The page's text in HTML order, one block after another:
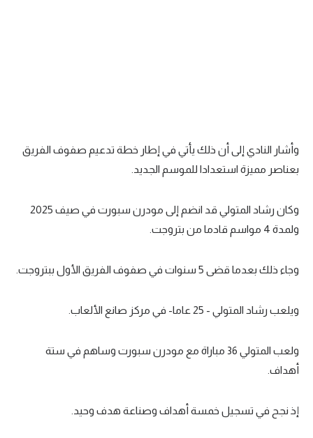
كويز في الجول
وأشار النادي إلى أن ذلك يأتي في إطار خطة تدعيم صفوف الفريق
بعناصر مميزة استعدادا للموسم الجديد.
وكان رشاد المتولي قد انضم إلى مودرن سبورت في صيف 2025
ولمدة 4 مواسم قادما من بتروجت.
وجاء ذلك بعدما قضى 5 سنوات في صفوف الفريق الأول ببتروجت.
ويلعب رشاد المتولي - 25 عاما- في مركز صانع الألعاب.
ولعب المتولي 36 مباراة مع مودرن سبورت وساهم في ستة
أهداف.
إذ نجح في تسجيل خمسة أهداف وصناعة هدف وحيد.